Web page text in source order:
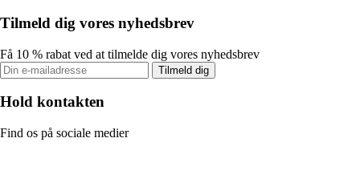
Tilmeld dig vores nyhedsbrev
Få 10 % rabat ved at tilmelde dig vores nyhedsbrev
Tilmeld dig
Hold kontakten
Find os på sociale medier